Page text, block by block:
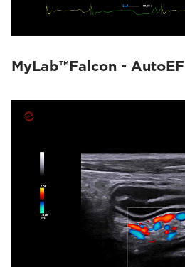
MyLab™Falcon - AutoEF